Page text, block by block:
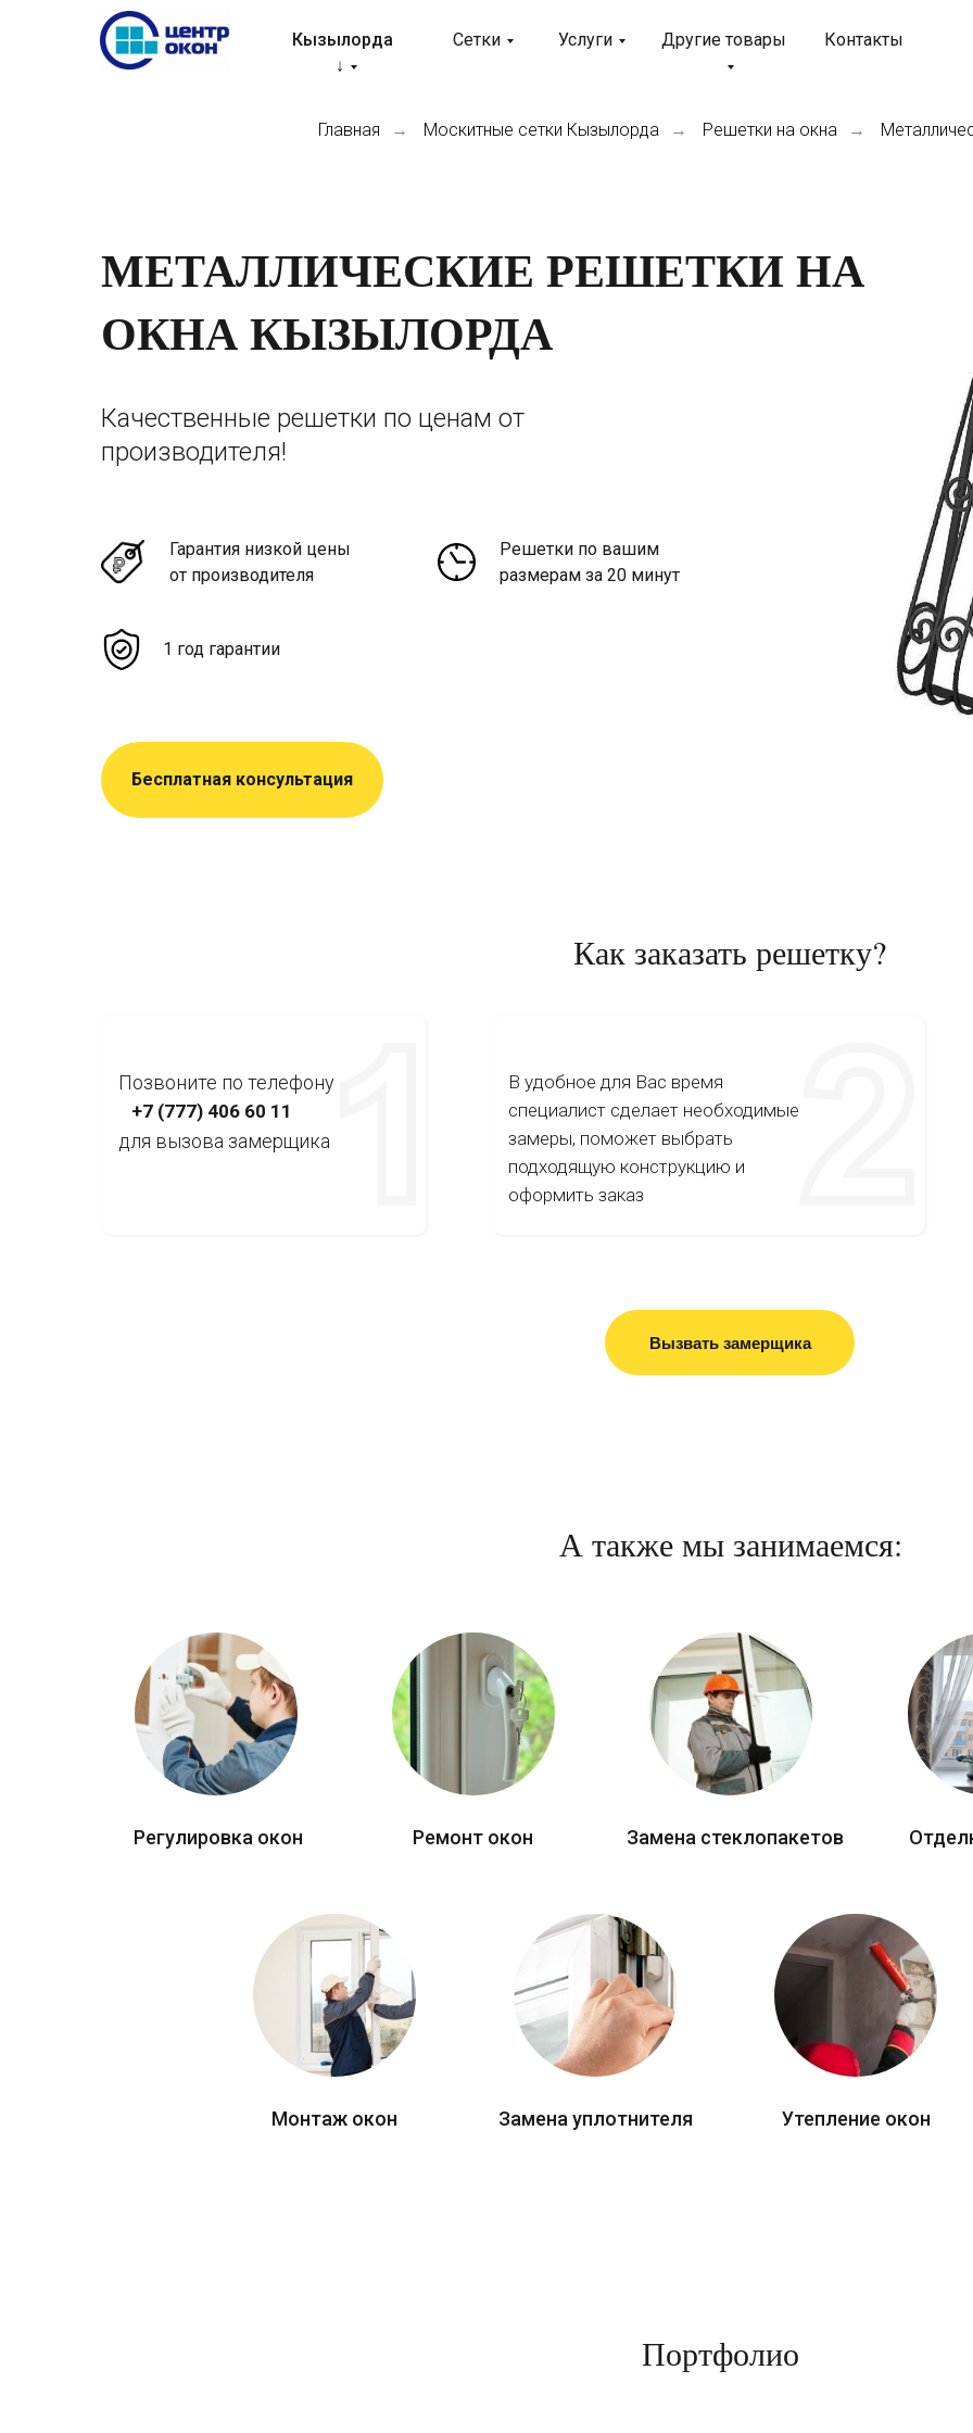
Услуги
Кызылорда
↓
Другие товары Контакты
Сетки
Главная → Москитные сетки Кызылорда → Решетки на окна →
МЕТАЛЛИЧЕСКИЕ РЕШЕТКИ НА
ОКНА КЫЗЫЛОРДА
Гарантия низкой цены
от производителя
Решетки по вашим
размерам за 20 минут
1 год гарантии
Бесплатная консультация
Качественные решетки по ценам от
производителя!
Как заказать решетку?
Позвоните по телефону
В удобное для Вас время
специалист сделает необходимые
замеры, поможет выбрать
подходящую конструкцию и
оформить заказ
+7 (777) 406 60 11
для вызова замерщика
Вызвать замерщика
А также мы занимаемся:
Регулировка окон Ремонт окон Замена стеклопакетов
Монтаж окон Замена уплотнителя Утепление окон
Портфолио